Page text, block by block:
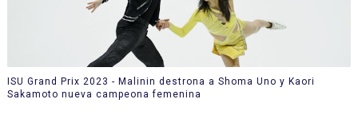
ISU Grand Prix 2023 - Malinin destrona a Shoma Uno y Kaori
Sakamoto nueva campeona femenina